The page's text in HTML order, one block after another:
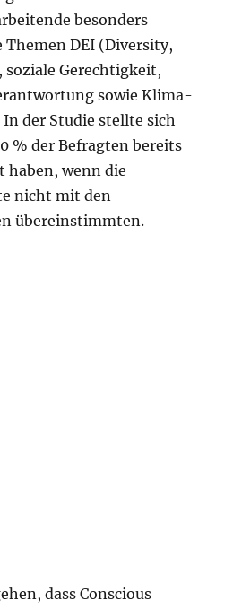
besonders
Themen DEI (Diversity,
Gerechtigkeit,
sowie Klima-
der Studie stellte sich
% der Befragten bereits
haben, wenn die
nicht mit den
übereinstimmten.
dass Conscious